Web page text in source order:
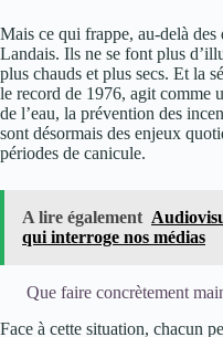
Mais ce qui frappe, au-delà des
Landais. Ils ne se font plus
plus chauds et plus secs. Et la
le record de 1976, agit comme
de l’eau, la prévention des
sont désormais des enjeux
périodes de canicule.
A lire également
qui interroge nos médias
Que faire concrètement
Face à cette situation, chacun